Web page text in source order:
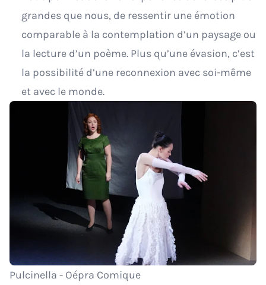
grandes que nous, de ressentir une émotion
comparable à la contemplation d’un paysage ou
la lecture d’un poème. Plus qu’une évasion, c’est
la possibilité d’une reconnexion avec soi-même
et avec le monde.
Pulcinella - Oépra Comique